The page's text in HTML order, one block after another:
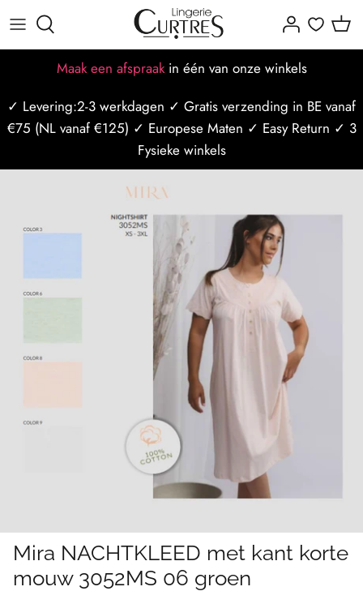
Meteen
naar
de
Maak een afspraakin één van onze winkels
Alles voor dames
BH's
Sport/Ondermode
Alles voor heren
Badmode
Alle Merken
Populaire merken
Dames maattabellen
BH maattabel
Bh Maat Test
Missie-visie-waarden
Ons team
Winkels
Afspraak maken
Afspraak op locatie
Last Minute afspraak
✓ Levering:2-3 werkdagen ✓ Gratis verzending in BE vanaf
€75 (NL vanaf €125) ✓ Europese Maten ✓ Easy Return ✓ 3
Fysieke winkels
Mira NACHTKLEED met kant korte
mouw 3052MS 06 groen